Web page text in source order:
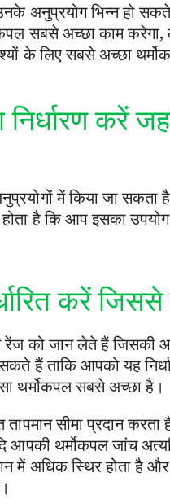
अनुप्रयोग भिन्न हो
सबसे अच्छा काम करेगा,
के लिए सबसे अच्छा
करें
में किया जा सकता
है कि आप इसका
करें
रेंज को जान लेते हैं जिसकी
हैं ताकि आपको यह
थर्मोकपल सबसे अच्छा है।
सीमा प्रदान
आपकी थर्मोकपल जांच
में अधिक स्थिर होता है